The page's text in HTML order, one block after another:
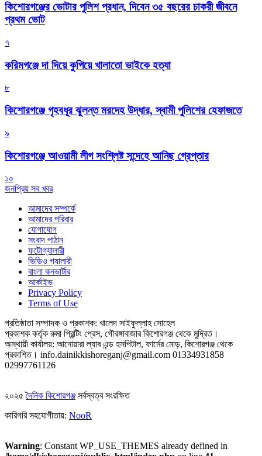
কিশোরগঞ্জের ভোটার পুলিশ প্রধান, দিবেন ৩৫ বছরের চাকরী জীবনে
প্রথম ভোট
৭
করিমগঞ্জে দা দিয়ে কুপিয়ে খালাতো ভাইকে হত্যা
৮
কিশোরগঞ্জে গৃহবধূর ঝুলন্ত মরদেহ উদ্ধার, স্বামী পুলিশের হেফাজতে
৯
কিশোরগঞ্জে আওয়ামী লীগ সংশ্লিষ্ট সন্দেহে আনিছ গ্রেপ্তার
১০
জনপ্রিয় সব খবর
আমাদের সম্পর্কে
আমাদের পরিবার
যোগাযোগ
সংবাদ পাঠান
ফটোগ্যালারী
ভিডিও গ্যালারী
বাংলা কনভার্টার
আর্কাইভ
Privacy Policy
Terms of Use
প্রতিষ্ঠাতা সম্পাদক ও প্রকাশক: খালেদ সাইফুল্লাহ সোহেল
প্রকাশক কর্তৃক রুমা প্রিন্টিং প্রেস, গৌরঙ্গাবাজার কিশোরগঞ্জ থেকে মুদ্রিত।
অস্থায়ী কার্যালয়: আনোয়ারা ল্যাব এন্ড হসপিটাল, ফার্মের মোড়, কিশোরগঞ্জ থেকে
প্রকাশিত। info.dainikkishoreganj@gmail.com 01334931858
02997761126
২০২৫দৈনিক কিশোরগঞ্জ সর্বস্বত্ব সংরক্ষিত
কারিগরি সহযোগীতায়: NooR
Warning: Constant WP_USE_THEMES already defined in